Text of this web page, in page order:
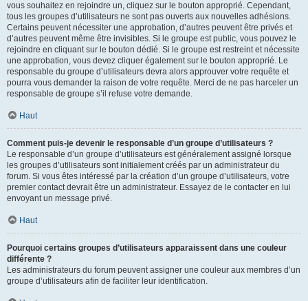
vous souhaitez en rejoindre un, cliquez sur le bouton approprié. Cependant,
tous les groupes d’utilisateurs ne sont pas ouverts aux nouvelles adhésions.
Certains peuvent nécessiter une approbation, d’autres peuvent être privés et
d’autres peuvent même être invisibles. Si le groupe est public, vous pouvez le
rejoindre en cliquant sur le bouton dédié. Si le groupe est restreint et nécessite
une approbation, vous devez cliquer également sur le bouton approprié. Le
responsable du groupe d’utilisateurs devra alors approuver votre requête et
pourra vous demander la raison de votre requête. Merci de ne pas harceler un
responsable de groupe s’il refuse votre demande.
Haut
Comment puis-je devenir le responsable d’un groupe d’utilisateurs ?
Le responsable d’un groupe d’utilisateurs est généralement assigné lorsque
les groupes d’utilisateurs sont initialement créés par un administrateur du
forum. Si vous êtes intéressé par la création d’un groupe d’utilisateurs, votre
premier contact devrait être un administrateur. Essayez de le contacter en lui
envoyant un message privé.
Haut
Pourquoi certains groupes d’utilisateurs apparaissent dans une couleur
différente ?
Les administrateurs du forum peuvent assigner une couleur aux membres d’un
groupe d’utilisateurs afin de faciliter leur identification.